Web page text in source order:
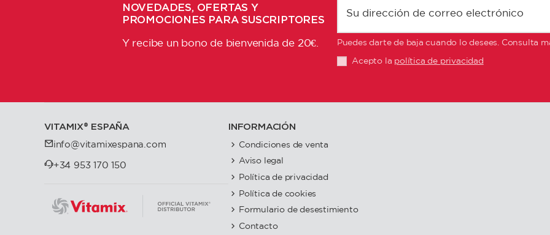
NOVEDADES, OFERTAS Y
PROMOCIONES PARA SUSCRIPTORES
Y recibe un bono de bienvenida de 20€. Puedes darte de baja cuando lo desees. Consulta
Acepto la política de privacidad
VITAMIX®️ ESPAÑA
info@vitamixespana.com
+34 953 170 150
INFORMACIÓN
Condiciones de venta
Aviso legal
Política de privacidad
Política de cookies
Formulario de desestimiento
Contacto